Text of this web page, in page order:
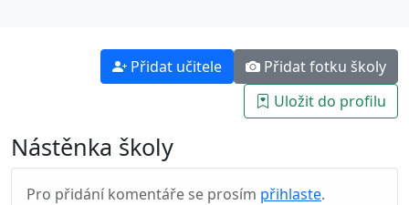
Přidat učitele
Přidat fotku školy
Uložit do profilu
Nástěnka školy
Pro přidání komentáře se prosím přihlaste.